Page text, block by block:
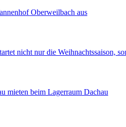
Oberweilbach aus
nicht nur die Weihnachtssaison,
mieten beim Lagerraum Dachau